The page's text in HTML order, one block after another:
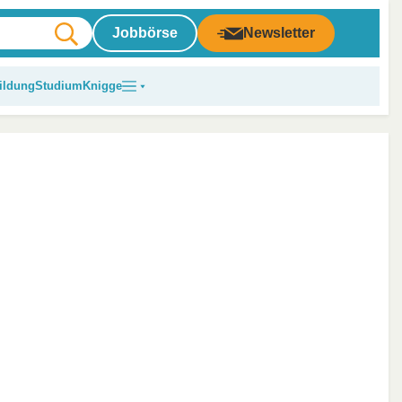
Jobbörse Newsletter
Studium Knigge